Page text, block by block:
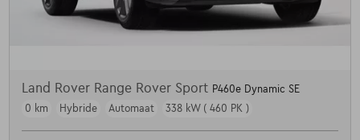
Land Rover Range Rover Sport P460e Dynamic SE
0 km
Hybride Automaat 338 kW ( 460 PK )